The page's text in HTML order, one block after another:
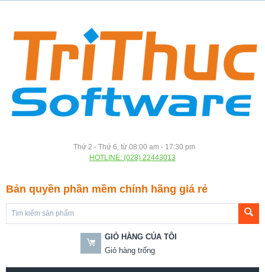
Thứ 2 - Thứ 6, từ 08:00 am - 17:30 pm
HOTLINE: (028) 22443013
Bản quyền phần mềm chính hãng giá rẻ
GIỎ HÀNG CỦA TÔI
Giỏ hàng trống